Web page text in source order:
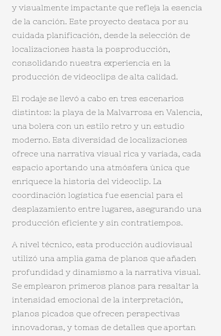
y visualmente impactante que refleja la esencia
de la canción. Este proyecto destaca por su
cuidada planificación, desde la selección de
localizaciones hasta la posproducción,
consolidando nuestra experiencia en la
producción de videoclips de alta calidad.
El rodaje se llevó a cabo en tres escenarios
distintos: la playa de la Malvarrosa en Valencia,
una bolera con un estilo retro y un estudio
moderno. Esta diversidad de localizaciones
ofrece una narrativa visual rica y variada, cada
espacio aportando una atmósfera única que
enriquece la historia del videoclip. La
coordinación logística fue esencial para el
desplazamiento entre lugares, asegurando una
producción eficiente y sin contratiempos.
A nivel técnico, esta producción audiovisual
utilizó una amplia gama de planos que añaden
profundidad y dinamismo a la narrativa visual.
Se emplearon primeros planos para resaltar la
intensidad emocional de la interpretación,
planos picados que ofrecen perspectivas
innovadoras, y tomas de detalles que aportan